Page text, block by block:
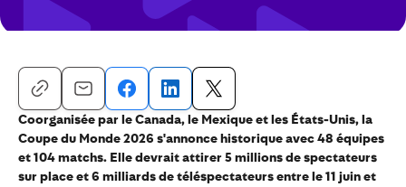
Coorganisée par le Canada, le Mexique et les États-Unis, la
Coupe du Monde 2026 s'annonce historique avec 48 équipes
et 104 matchs. Elle devrait attirer 5 millions de spectateurs
sur place et 6 milliards de téléspectateurs entre le 11 juin et